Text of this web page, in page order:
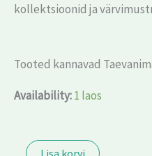
kollektsioonid ja
Tooted kannavad
Availability:1 laos